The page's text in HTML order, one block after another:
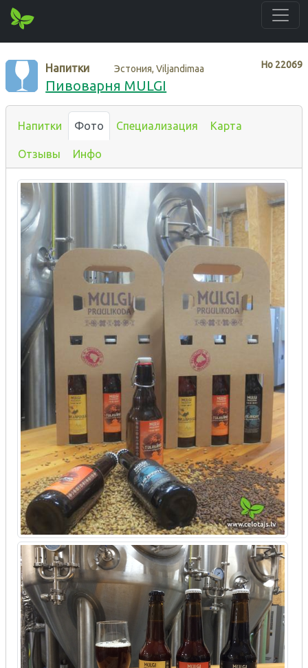
Нo 22069
Напитки Эстония, Viljandimaa
Пивоварня MULGI
Напитки Фото Специализация Карта
Отзывы Инфо